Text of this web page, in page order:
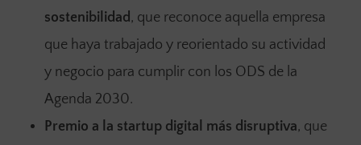
sostenibilidad, que reconoce aquella empresa
que haya trabajado y reorientado su actividad
y negocio para cumplir con los ODS de la
Agenda 2030.
Premio a la startup digital más disruptiva, que